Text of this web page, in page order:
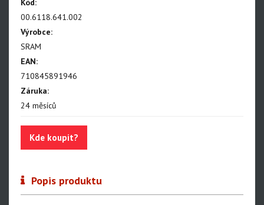
NX Eagle
SX Eagle
X01DH
GX
GX DH
NX
Hammerhead Karoo
Red AXS E1
Kód:
00.6118.641.002
Výrobce:
SRAM
EAN:
710845891946
Záruka:
24 měsíců
Kde koupit?
Popis produktu